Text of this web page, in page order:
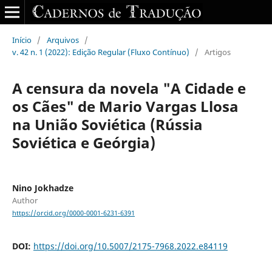
Início / Arquivos /
v. 42 n. 1 (2022): Edição Regular (Fluxo Contínuo)
/ Artigos
A censura da novela "A Cidade e
os Cães" de Mario Vargas Llosa
na União Soviética (Rússia
Soviética e Geórgia)
Nino Jokhadze
Author
https://orcid.org/0000-0001-6231-6391
DOI: https://doi.org/10.5007/2175-7968.2022.e84119